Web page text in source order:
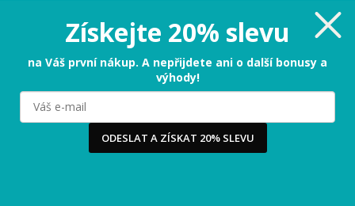
-649 Kč (-65%)
PŘIDAT DO KOŠÍKU
Tabulka velikostí
Milujeme cookies!
Používáme cookies, abychom vám nabídli ten nejlepší
zážitek na našem webu a obsah, který vás opravdu
Získejte 20% slevu
na Váš první nákup. A nepřijdete ani o další bonusy a
výhody!
ODESLAT A ZÍSKAT 20% SLEVU